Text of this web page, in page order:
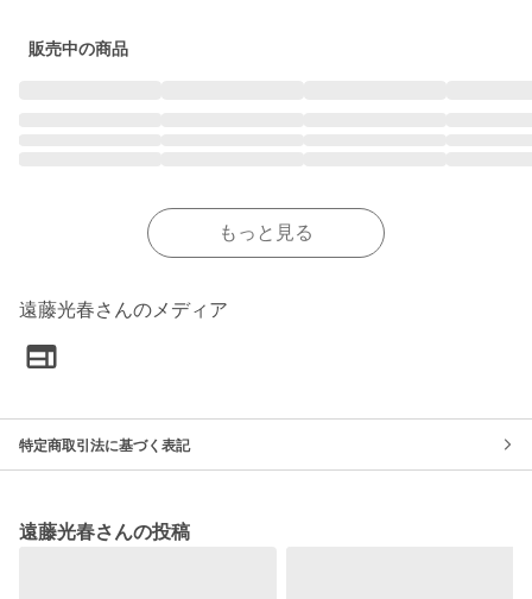
販売中の商品
もっと見る
遠藤光春さんのメディア
特定商取引法に基づく表記
遠藤光春さんの投稿